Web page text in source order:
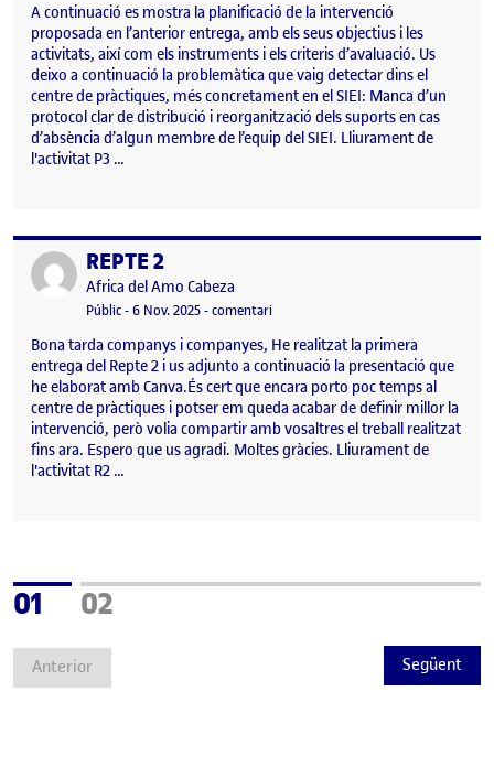
A continuació es mostra la planificació de la intervenció
proposada en l’anterior entrega, amb els seus objectius i les
activitats, així com els instruments i els criteris d’avaluació. Us
deixo a continuació la problemàtica que vaig detectar dins el
centre de pràctiques, més concretament en el SIEI: Manca d’un
protocol clar de distribució i reorganització dels suports en cas
d’absència d’algun membre de l’equip del SIEI. Lliurament de
l'activitat P3 …
Publicat perREPTE 2
Publicat per
Africa del Amo Cabeza
Visibilitat:
Públic-Data de publicació
6 Nov. 2025-comentariel REPTE 2
Bona tarda companys i companyes, He realitzat la primera
entrega del Repte 2 i us adjunto a continuació la presentació que
he elaborat amb Canva.És cert que encara porto poc temps al
centre de pràctiques i potser em queda acabar de definir millor la
intervenció, però volia compartir amb vosaltres el treball realitzat
fins ara. Espero que us agradi. Moltes gràcies. Lliurament de
l'activitat R2 …
Anterior
Pàgina
01 Pàgina
02
Següent